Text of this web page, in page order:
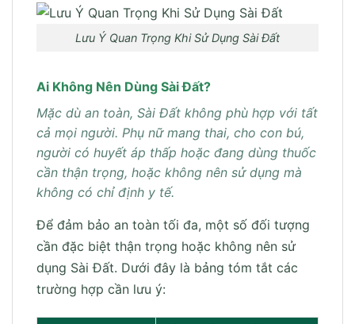
Lưu Ý Quan Trọng Khi Sử Dụng Sài Đất
Ai Không Nên Dùng Sài Đất?
Mặc dù an toàn, Sài Đất không phù hợp với tất
cả mọi người. Phụ nữ mang thai, cho con bú,
người có huyết áp thấp hoặc đang dùng thuốc
cần thận trọng, hoặc không nên sử dụng mà
không có chỉ định y tế.
Để đảm bảo an toàn tối đa, một số đối tượng
cần đặc biệt thận trọng hoặc không nên sử
dụng Sài Đất. Dưới đây là bảng tóm tắt các
trường hợp cần lưu ý: